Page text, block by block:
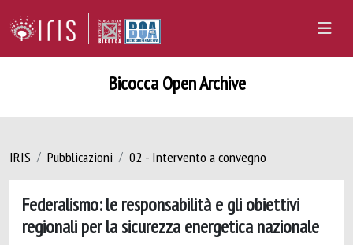
Bicocca Open Archive
IRIS Pubblicazioni 02 - Intervento a convegno
Federalismo: le responsabilità e gli obiettivi
regionali per la sicurezza energetica nazionale